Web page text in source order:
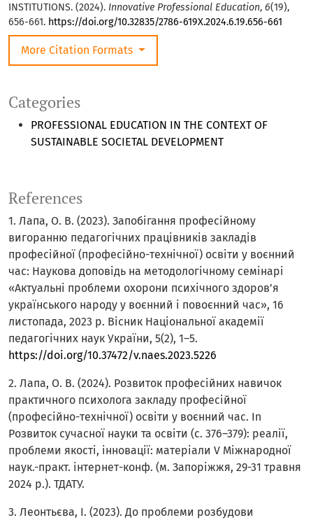
Categories
PROFESSIONAL EDUCATION IN THE CONTEXT OF
SUSTAINABLE SOCIETAL DEVELOPMENT
INSTITUTIONS. (2024). Innovative Professional Education, 6(19),
656-661. https://doi.org/10.32835/2786-619X.2024.6.19.656-661
More Citation Formats
References
1. Лапа, О. В. (2023). Запобігання професійному
вигоранню педагогічних працівників закладів
професійної (професійно-технічної) освіти у воєнний
час: Наукова доповідь на методологічному семінарі
«Актуальні проблеми охорони психічного здоров’я
українського народу у воєнний і повоєнний час», 16
листопада, 2023 р. Вісник Національної академії
педагогічних наук України, 5(2), 1–5.
https://doi.org/10.37472/v.naes.2023.5226
2. Лапа, О. В. (2024). Розвиток професійних навичок
практичного психолога закладу професійної
(професійно-технічної) освіти у воєнний час. In
Розвиток сучасної науки та освіти (с. 376–379): реалії,
проблеми якості, інновації: матеріали V Міжнародної
наук.-практ. інтернет-конф. (м. Запоріжжя, 29-31 травня
2024 р.). ТДАТУ.
3. Леонтьєва, І. (2023). До проблеми розбудови